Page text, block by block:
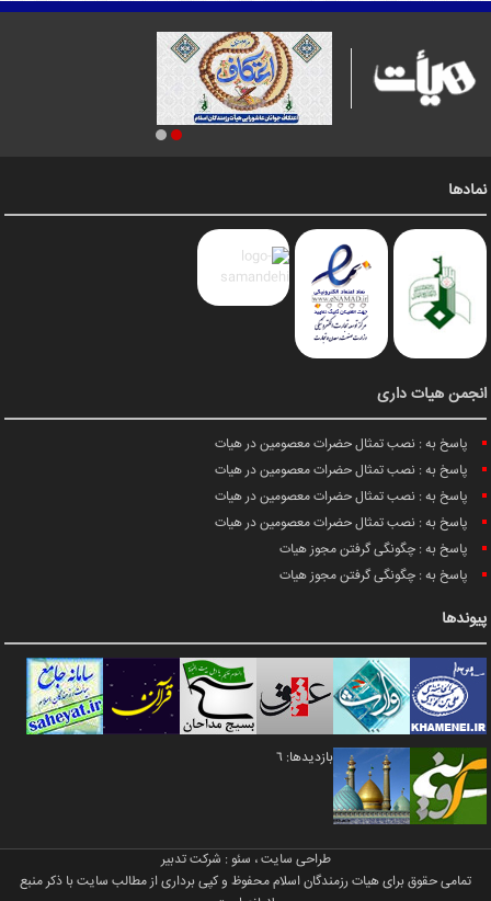
نمادها
انجمن هیات داری
پاسخ به : نصب تمثال حضرات معصومین در هیات
پاسخ به : نصب تمثال حضرات معصومین در هیات
پاسخ به : نصب تمثال حضرات معصومین در هیات
پاسخ به : نصب تمثال حضرات معصومین در هیات
پاسخ به : چگونگی گرفتن مجوز هیات
پاسخ به : چگونگی گرفتن مجوز هیات
پیوندها
بازدیدها: 6
طراحی سایت، سئو : شرکت تدبیر
تمامی حقوق برای هیات رزمندگان اسلام محفوظ و کپی برداری از مطالب سایت با ذکر منبع